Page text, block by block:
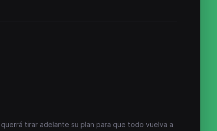
tirar adelante su plan para que todo vuelva a